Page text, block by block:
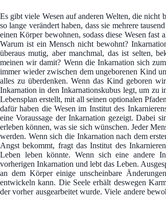
Es gibt viele Wesen auf anderen Welten, die nicht
so lange verändert haben, dass sie mehrere
einen Körper bewohnen, sodass diese Wesen
Warum ist ein Mensch nicht bewohnt?
überaus mutig, aber manchmal, das ist selten,
meinen wir damit? Wenn die Inkarnation sich
immer wieder zwischen dem ungeborenen Kind
alles zu überdenken. Wenn das Kind geboren
Inkarnation in den Inkarnationskubus legt, um zu
Lebensplan erstellt, mit all seinen optionalen
dafür haben die Wesen im Institut des
eine Voraussage der Inkarnation gezeigt. Dabei
erleben können, was sie sich wünschen. Jeder
werden. Wenn sich die Inkarnation nach dem
Angst bekommt, fragt das Institut des
Leben leben könnte. Wenn sich eine andere
vorherigen Inkarnation und lebt das Leben.
an dem Körper einige unscheinbare
entwickeln kann. Die Seele erhält deswegen
der vorher ausgearbeitet wurde. Viele andere